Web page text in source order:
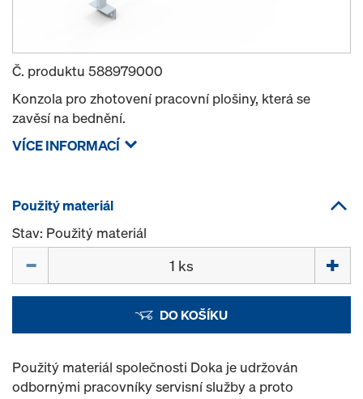
Č. produktu 588979000
Konzola pro zhotovení pracovní plošiny, která se
zavěsí na bednění.
VÍCE INFORMACÍ
Použitý materiál
Stav: Použitý materiál
DO KOŠÍKU
Použitý materiál společnosti Doka je udržován
odbornými pracovníky servisní služby a proto